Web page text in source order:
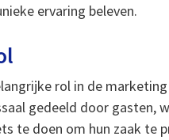
ervaring beleven.
rol in de
gedeeld door gasten,
te doen om hun zaak